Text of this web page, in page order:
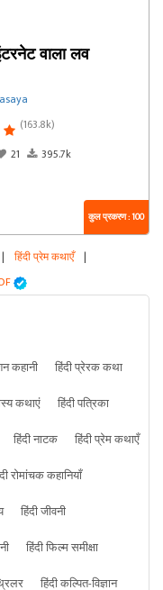
वाला लव
(163.8k)
21 395.7k
कुल प्रकरण : 100
| हिंदी प्रेम कथाएँ |
कहानी
हिंदी प्रेरक कथा
कथाएं
हिंदी पत्रिका
हिंदी नाटक
हिंदी प्रेम कथाएँ
रोमांचक कहानियाँ
हिंदी जीवनी
हिंदी फिल्म समीक्षा
हिंदी कल्पित-विज्ञान